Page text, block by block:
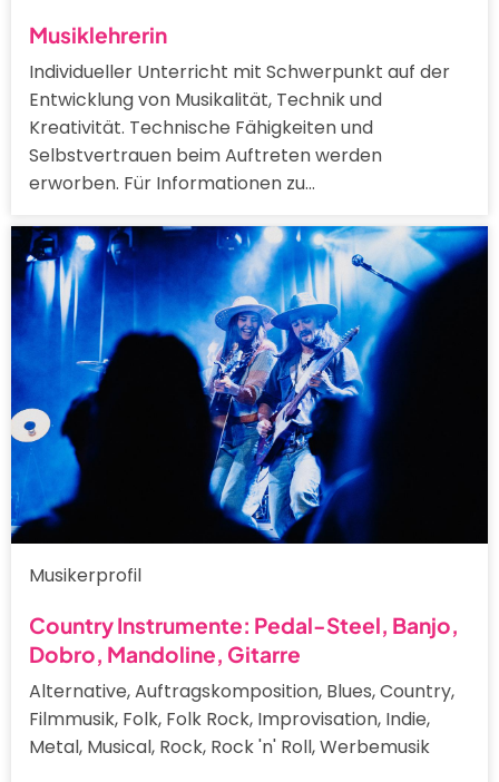
Musiklehrerin
Individueller Unterricht mit Schwerpunkt auf der
Entwicklung von Musikalität, Technik und
Kreativität. Technische Fähigkeiten und
Selbstvertrauen beim Auftreten werden
erworben. Für Informationen zu…
Musikerprofil
Country Instrumente: Pedal-Steel, Banjo,
Dobro, Mandoline, Gitarre
Alternative, Auftragskomposition, Blues, Country,
Filmmusik, Folk, Folk Rock, Improvisation, Indie,
Metal, Musical, Rock, Rock 'n' Roll, Werbemusik